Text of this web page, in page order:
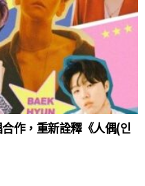
作，重新詮釋《人偶(인